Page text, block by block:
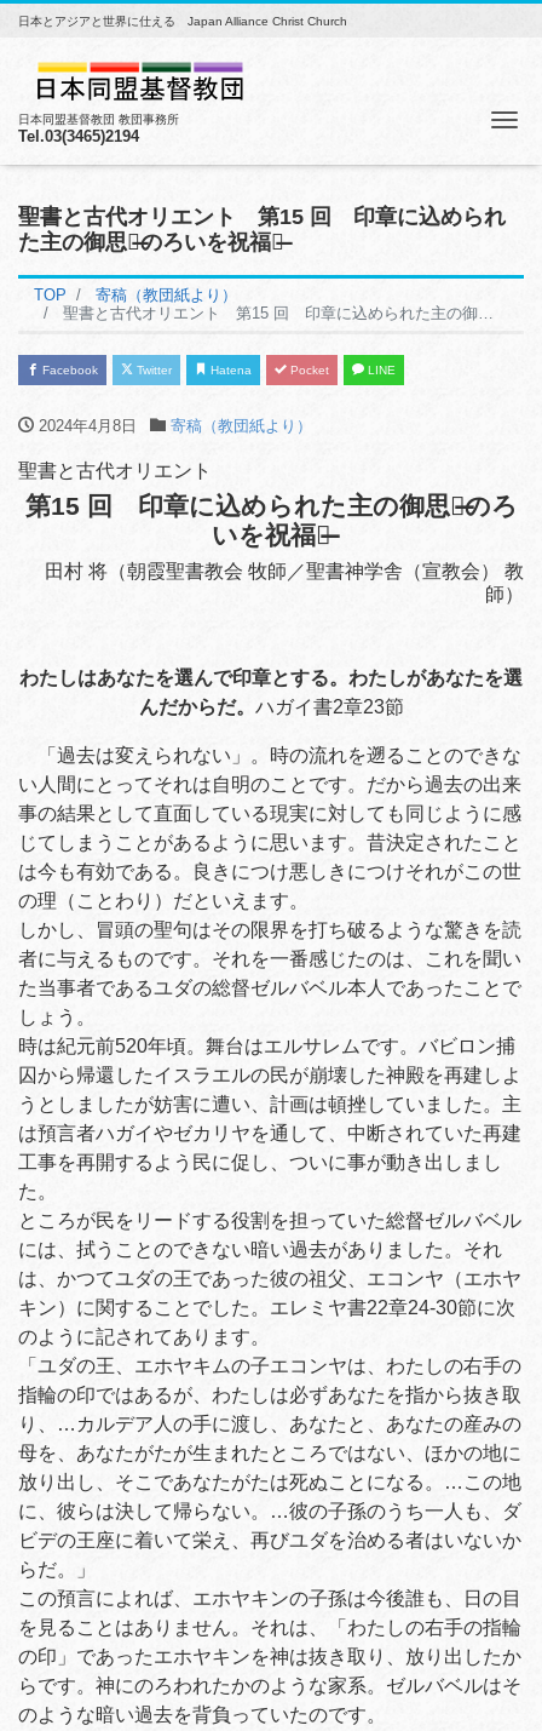
日本とアジアと世界に仕える Japan Alliance Christ Church
日本同盟基督教団 教団事務所
Tel.03(3465)2194
聖書と古代オリエント 第15 回 印章に込められ
た主の御思い̶のろいを祝福に̶
TOP
寄稿（教団紙より）
聖書と古代オリエント 第15 回 印章に込められた主の御思い̶のろいを祝福に̶
Facebook Twitter Hatena Pocket LINE
2024年4月8日 寄稿（教団紙より）
聖書と古代オリエント
第15 回 印章に込められた主の御思い̶のろ
いを祝福に̶
田村 将（朝霞聖書教会 牧師／聖書神学舎（宣教会） 教
師）
わたしはあなたを選んで印章とする。わたしがあなたを選
んだからだ。 ハガイ書2章23節
「過去は変えられない」。時の流れを遡ることのできな
い人間にとってそれは自明のことです。だから過去の出来
事の結果として直面している現実に対しても同じように感
じてしまうことがあるように思います。昔決定されたこと
は今も有効である。良きにつけ悪しきにつけそれがこの世
の理（ことわり）だといえます。
しかし、冒頭の聖句はその限界を打ち破るような驚きを読
者に与えるものです。それを一番感じたのは、これを聞い
た当事者であるユダの総督ゼルバベル本人であったことで
しょう。
時は紀元前520年頃。舞台はエルサレムです。バビロン捕
囚から帰還したイスラエルの民が崩壊した神殿を再建しよ
うとしましたが妨害に遭い、計画は頓挫していました。主
は預言者ハガイやゼカリヤを通して、中断されていた再建
工事を再開するよう民に促し、ついに事が動き出しまし
た。
ところが民をリードする役割を担っていた総督ゼルバベル
には、拭うことのできない暗い過去がありました。それ
は、かつてユダの王であった彼の祖父、エコンヤ（エホヤ
キン）に関することでした。エレミヤ書22章24-30節に次
のように記されてあります。
「ユダの王、エホヤキムの子エコンヤは、わたしの右手の
指輪の印ではあるが、わたしは必ずあなたを指から抜き取
り、…カルデア人の手に渡し、あなたと、あなたの産みの
母を、あなたがたが生まれたところではない、ほかの地に
放り出し、そこであなたがたは死ぬことになる。…この地
に、彼らは決して帰らない。…彼の子孫のうち一人も、ダ
ビデの王座に着いて栄え、再びユダを治める者はいないか
らだ。」
この預言によれば、エホヤキンの子孫は今後誰も、日の目
を見ることはありません。それは、「わたしの右手の指輪
の印」であったエホヤキンを神は抜き取り、放り出したか
らです。神にのろわれたかのような家系。ゼルバベルはそ
のような暗い過去を背負っていたのです。